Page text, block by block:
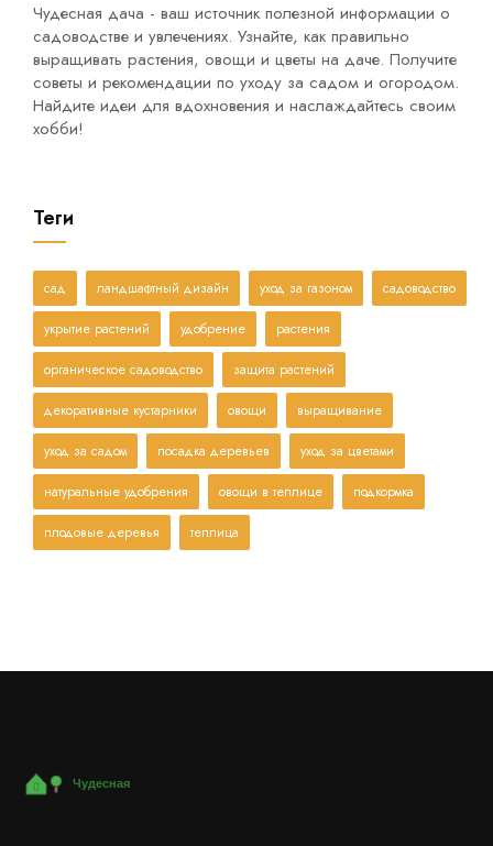
Чудесная дача - ваш источник полезной информации о
садоводстве и увлечениях. Узнайте, как правильно
выращивать растения, овощи и цветы на даче. Получите
советы и рекомендации по уходу за садом и огородом.
Найдите идеи для вдохновения и наслаждайтесь своим
хобби!
Теги
сад ландшафтный дизайн уход за газоном садоводство
укрытие растений удобрение растения
органическое садоводство защита растений
декоративные кустарники овощи выращивание
уход за садом посадка деревьев уход за цветами
натуральные удобрения овощи в теплице подкормка
плодовые деревья теплица